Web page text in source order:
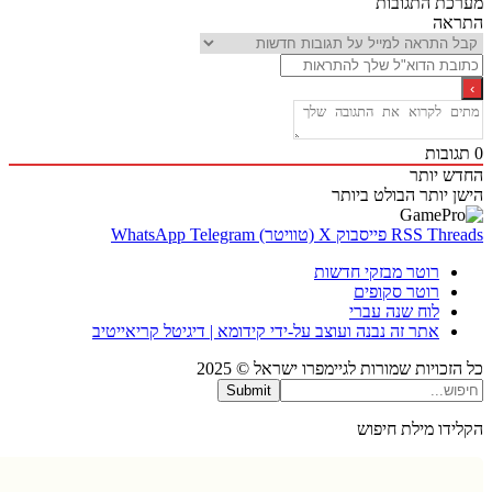
יותר
יותר הבולט ביותר
RSS פייסבוק X (טוויטר) WhatsApp Telegram
רוטר מבזקי חדשות
רוטר סקופים
לוח שנה עברי
אתר זה נבנה ועוצב על-ידי קידומא | דיגיטל קריאייטיב
שמורות לגיימפרו ישראל © 2025
Submit
מילת חיפוש